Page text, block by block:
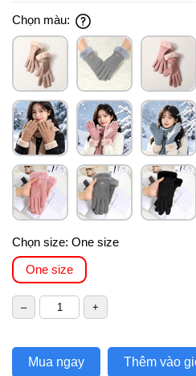
Chọn màu:
Chọn size: One size
One size
Mua ngay Thêm vào